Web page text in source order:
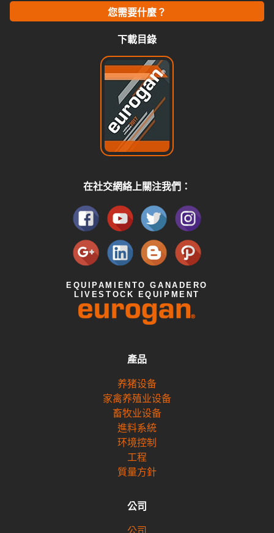
您需要什麼？
下載目錄
在社交網絡上關注我們：
EQUIPAMIENTO GANADERO
LIVESTOCK EQUIPMENT
產品
养猪设备
家禽养殖业设备
畜牧业设备
進料系統
环境控制
工程
質量方針
公司
公司